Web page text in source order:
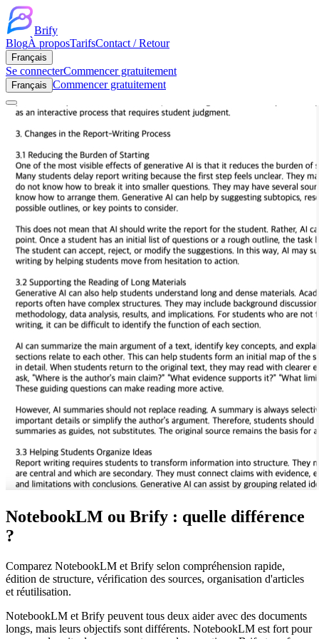
Brify
BlogÀ proposTarifsContact / Retour
Français
Se connecterCommencer gratuitement
Français Commencer gratuitement
NotebookLM ou Brify : quelle différence
?
Comparez NotebookLM et Brify selon compréhension rapide,
édition de structure, vérification des sources, organisation d'articles
et réutilisation.
NotebookLM et Brify peuvent tous deux aider avec des documents
longs, mais leurs objectifs sont différents. NotebookLM est fort pour